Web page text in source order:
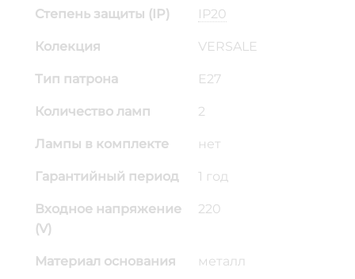
Степень защиты (IP) IP20
Колекция VERSALE
Тип патрона E27
Количество ламп 2
Лампы в комплекте нет
Гарантийный период 1 год
Входное напряжение
(V)
220
Материал основания металл